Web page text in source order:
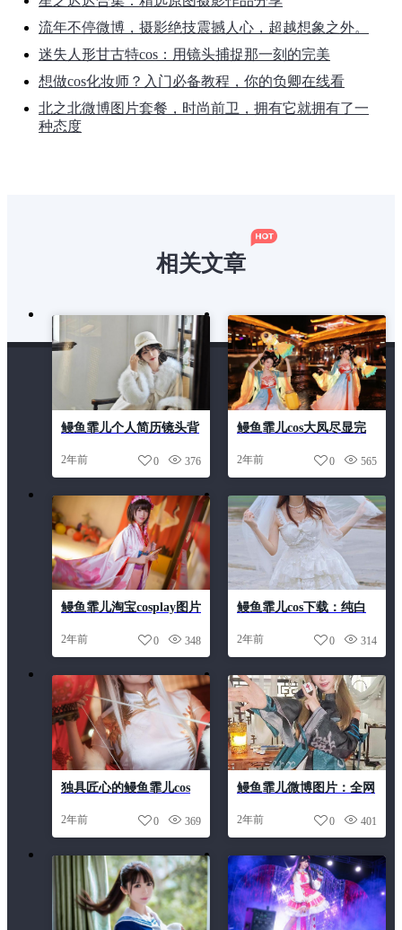
流年不停微博，摄影绝技震撼人心，超越想象之外。
迷失人形甘古特cos：用镜头捕捉那一刻的完美
想做cos化妆师？入门必备教程，你的负卿在线看
北之北微博图片套餐，时尚前卫，拥有它就拥有了一
种态度
相关文章
鳗鱼霏儿个人简历镜头背
2年前 376
0
鳗鱼霏儿cos大凤尽显完
2年前 565
0
鳗鱼霏儿淘宝cosplay图片
2年前 348
0
鳗鱼霏儿cos下载：纯白
2年前 314
0
独具匠心的鳗鱼霏儿cos
个够
2年前 369
0
鳗鱼霏儿微博图片：全网
2年前 401
0